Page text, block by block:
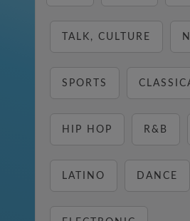
TALK, CULTURE
SPORTS
HIP HOP R&B
LATINO DANCE